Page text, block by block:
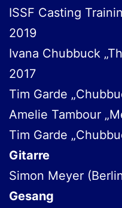
ISSF Casting
2019
Ivana Chubbuck
2017
Tim Garde
Amelie Tambour
Tim Garde
Gitarre
Simon Meyer
Gesang